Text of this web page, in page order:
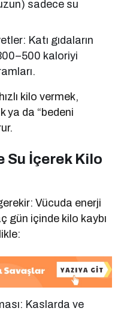
sadece su
Katı gıdaların
kaloriyi
kilo vermek,
ya da “bedeni
Su İçerek Kilo
Vücuda enerji
gün içinde kilo kaybı
Kaslarda ve